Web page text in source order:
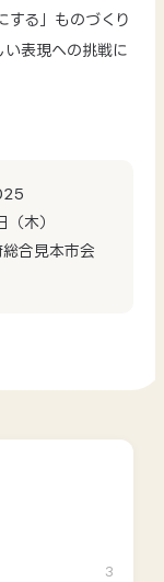
する」ものづくり
い表現への挑戦に
木）
合見本市会
3